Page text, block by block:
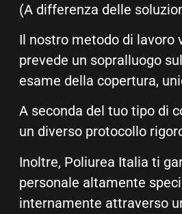
(A differenza delle
Il nostro metodo di lavoro
prevede un sopralluogo
esame della copertura,
A seconda del tuo tipo di
un diverso protocollo
Inoltre, Poliurea Italia ti
personale altamente
internamente attraverso